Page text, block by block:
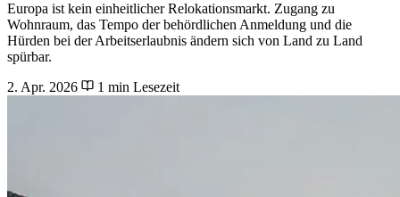
Europa ist kein einheitlicher Relokationsmarkt. Zugang zu
Wohnraum, das Tempo der behördlichen Anmeldung und die
Hürden bei der Arbeitserlaubnis ändern sich von Land zu Land
spürbar.
2. Apr. 2026
1 min Lesezeit